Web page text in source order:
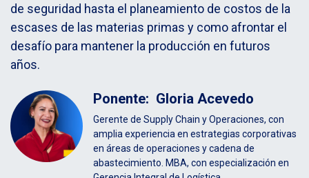
de seguridad hasta el planeamiento de costos de la
escases de las materias primas y como afrontar el
desafío para mantener la producción en futuros
años.
Ponente: Gloria Acevedo
Gerente de Supply Chain y Operaciones, con
amplia experiencia en estrategias corporativas
en áreas de operaciones y cadena de
abastecimiento. MBA, con especialización en